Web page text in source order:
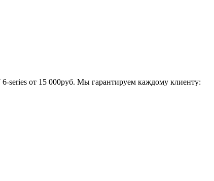
series от 15 000руб​. Мы гарантируем каждому клиенту: